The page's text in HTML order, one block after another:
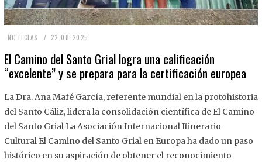
NOTICIAS 22.08.2025
.
8
2
El Camino del Santo Grial logra una calificación
“excelente” y se prepara para la certificación europea
La Dra. Ana Mafé García, referente mundial en la protohistoria
del Santo Cáliz, lidera la consolidación científica de El Camino
del Santo Grial La Asociación Internacional Itinerario
Cultural El Camino del Santo Grial en Europa ha dado un paso
histórico en su aspiración de obtener el reconocimiento